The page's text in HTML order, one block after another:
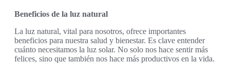
Beneficios de la luz natural
La luz natural, vital para nosotros, ofrece importantes
beneficios para nuestra salud y bienestar. Es clave entender
cuánto necesitamos la luz solar. No solo nos hace sentir más
felices, sino que también nos hace más productivos en la vida.